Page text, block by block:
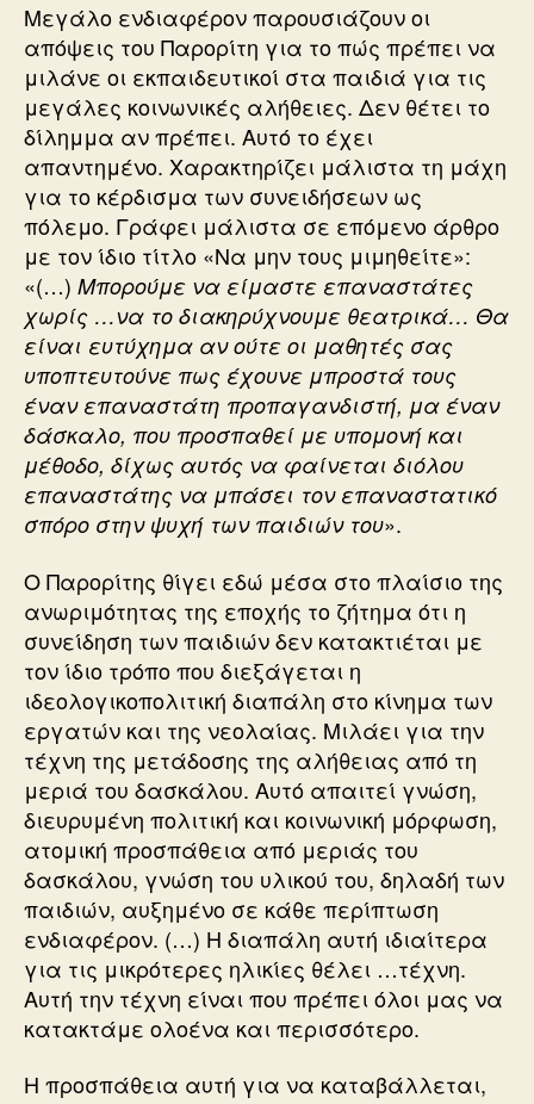
Μεγάλο ενδιαφέρον παρουσιάζουν οι
απόψεις του Παρορίτη για το πώς πρέπει να
μιλάνε οι εκπαιδευτικοί στα παιδιά για τις
μεγάλες κοινωνικές αλήθειες. Δεν θέτει το
δίλημμα αν πρέπει. Αυτό το έχει
απαντημένο. Χαρακτηρίζει μάλιστα τη μάχη
για το κέρδισμα των συνειδήσεων ως
πόλεμο. Γράφει μάλιστα σε επόμενο άρθρο
με τον ίδιο τίτλο «Να μην τους μιμηθείτε»:
«(…) Μπορούμε να είμαστε επαναστάτες
χωρίς …να το διακηρύχνουμε θεατρικά… Θα
είναι ευτύχημα αν ούτε οι μαθητές σας
υποπτευτούνε πως έχουνε μπροστά τους
έναν επαναστάτη προπαγανδιστή, μα έναν
δάσκαλο, που προσπαθεί με υπομονή και
μέθοδο, δίχως αυτός να φαίνεται διόλου
επαναστάτης να μπάσει τον επαναστατικό
σπόρο στην ψυχή των παιδιών του».
Ο Παρορίτης θίγει εδώ μέσα στο πλαίσιο της
ανωριμότητας της εποχής το ζήτημα ότι η
συνείδηση των παιδιών δεν κατακτιέται με
τον ίδιο τρόπο που διεξάγεται η
ιδεολογικοπολιτική διαπάλη στο κίνημα των
εργατών και της νεολαίας. Μιλάει για την
τέχνη της μετάδοσης της αλήθειας από τη
μεριά του δασκάλου. Αυτό απαιτεί γνώση,
διευρυμένη πολιτική και κοινωνική μόρφωση,
ατομική προσπάθεια από μεριάς του
δασκάλου, γνώση του υλικού του, δηλαδή των
παιδιών, αυξημένο σε κάθε περίπτωση
ενδιαφέρον. (…) Η διαπάλη αυτή ιδιαίτερα
για τις μικρότερες ηλικίες θέλει …τέχνη.
Αυτή την τέχνη είναι που πρέπει όλοι μας να
κατακτάμε ολοένα και περισσότερο.
Η προσπάθεια αυτή για να καταβάλλεται,